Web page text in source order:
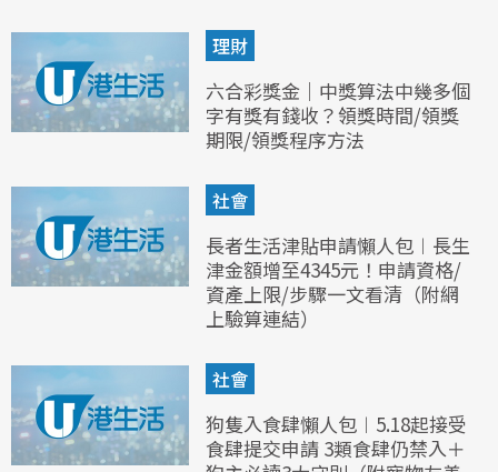
理財
六合彩獎金｜中獎算法中幾多個
字有獎有錢收？領獎時間/領獎
期限/領獎程序方法
社會
長者生活津貼申請懶人包︱長生
津金額增至4345元！申請資格/
資產上限/步驟一文看清（附網
上驗算連結）
社會
狗隻入食肆懶人包︱5.18起接受
食肆提交申請 3類食肆仍禁入＋